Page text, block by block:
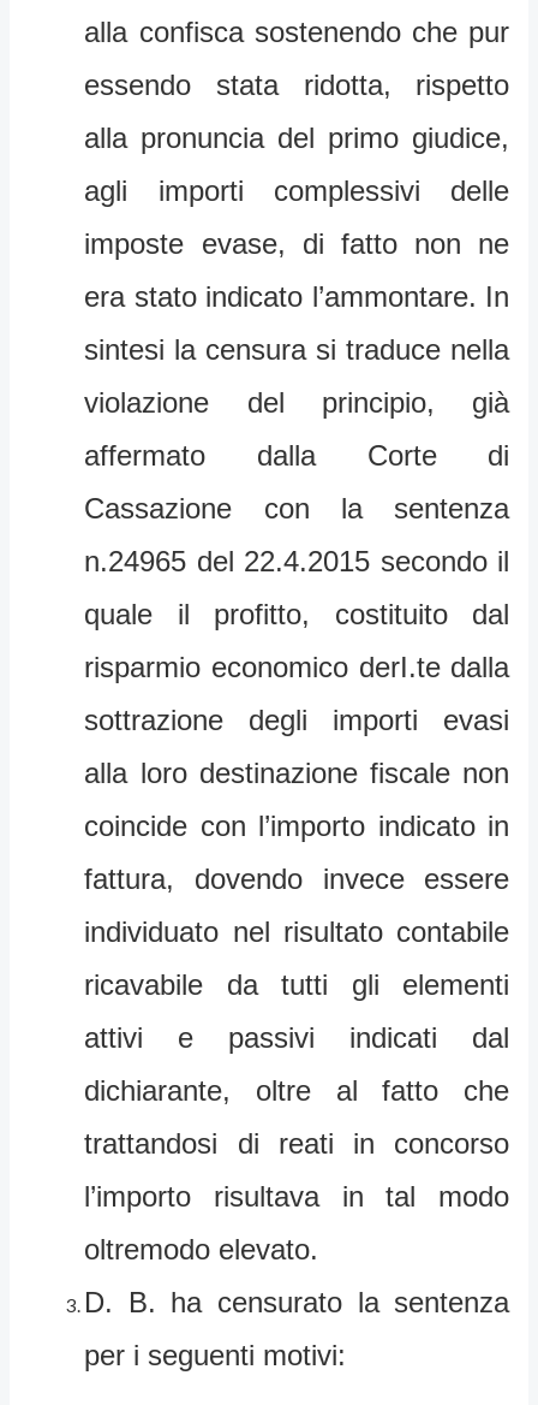
alla confisca sostenendo che pur
essendo stata ridotta, rispetto
alla pronuncia del primo giudice,
agli importi complessivi delle
imposte evase, di fatto non ne
era stato indicato l’ammontare. In
sintesi la censura si traduce nella
violazione del principio, già
affermato dalla Corte di
Cassazione con la sentenza
n.24965 del 22.4.2015 secondo il
quale il profitto, costituito dal
risparmio economico derI.te dalla
sottrazione degli importi evasi
alla loro destinazione fiscale non
coincide con l’importo indicato in
fattura, dovendo invece essere
individuato nel risultato contabile
ricavabile da tutti gli elementi
attivi e passivi indicati dal
dichiarante, oltre al fatto che
trattandosi di reati in concorso
l’importo risultava in tal modo
oltremodo elevato.
D. B. ha censurato la sentenza
per i seguenti motivi: